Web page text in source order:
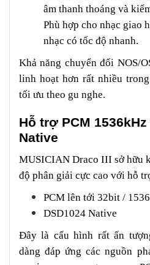
âm thanh thoáng và
Phù hợp cho nhạc giao
nhạc có tốc độ nhanh.
Khả năng chuyển đổi NOS/
linh hoạt hơn rất nhiều
tối ưu theo gu nghe.
Hỗ trợ PCM
Native
MUSICIAN Draco III sở hữu
độ phân giải cực cao với hỗ
PCM lên tới 32bit /
DSD1024 Native
Đây là cấu hình rất ấn
dàng đáp ứng các nguồn